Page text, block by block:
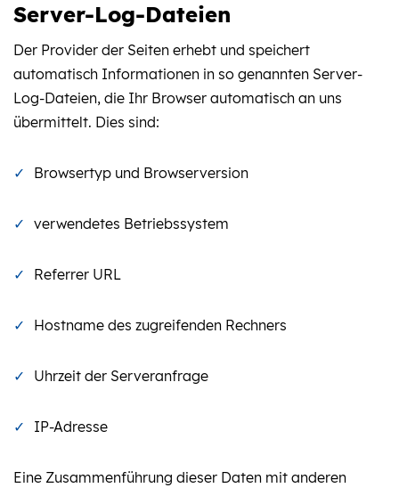
Server-Log-Dateien
Der Provider der Seiten erhebt und speichert
automatisch Informationen in so genannten Server-
Log-Dateien, die Ihr Browser automatisch an uns
übermittelt. Dies sind:
Browsertyp und Browserversion
verwendetes Betriebssystem
Referrer URL
Hostname des zugreifenden Rechners
Uhrzeit der Serveranfrage
IP-Adresse
Eine Zusammenführung dieser Daten mit anderen